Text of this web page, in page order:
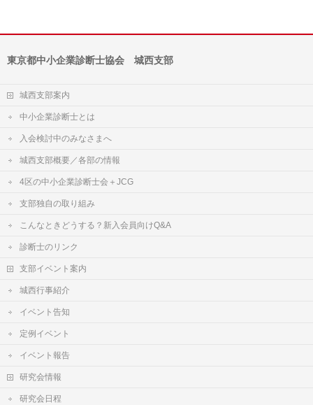
東京都中小企業診断士協会 城西支部
城西支部案内
中小企業診断士とは
入会検討中のみなさまへ
城西支部概要／各部の情報
4区の中小企業診断士会＋JCG
支部独自の取り組み
こんなときどうする？新入会員向けQ&A
診断士のリンク
支部イベント案内
城西行事紹介
イベント告知
定例イベント
イベント報告
研究会情報
研究会日程